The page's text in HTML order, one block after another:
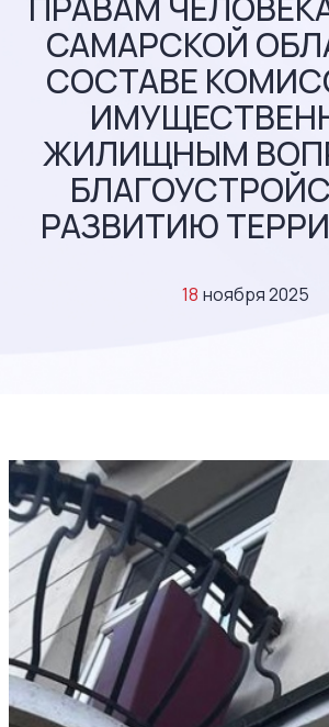
САМАРСКОЙ
СОСТАВЕ
ЖИЛИЩНЫМ
РАЗВИТИЮ
18 ноября 2025